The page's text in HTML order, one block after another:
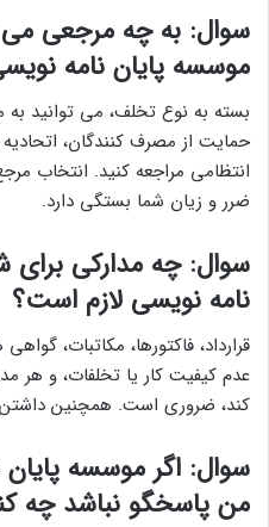
سوال: به چه مرجعی می
موسسه پایان نامه
بسته به نوع تخلف، می توانید به
حمایت از مصرف کنندگان،
انتظامی مراجعه کنید. انتخاب
ضرر و زیان شما بستگی دارد.
سوال: چه مدارکی برای
نامه نویسی لازم است؟
قرارداد، فاکتورها، مکاتبات،
عدم کیفیت کار یا تخلفات، و هر
کند، ضروری است. همچنین داشتن
سوال: اگر موسسه
من پاسخگو نباشد چه